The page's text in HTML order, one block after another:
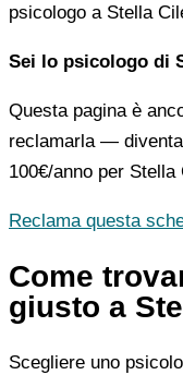
psicologo a Stella
Sei lo psicologo di
Questa pagina è
reclamarla —
100€/anno per Stella
Reclama questa
Come
giusto a
Scegliere uno